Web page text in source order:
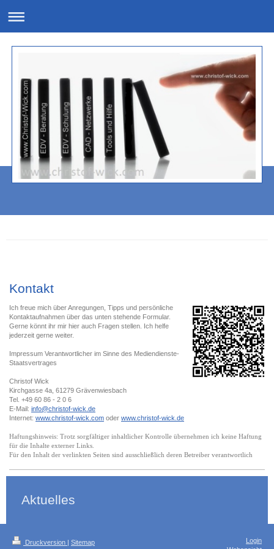
Kontakt
Ich freue mich über Anregungen, Tipps und persönliche
Kontaktaufnahmen über das unten stehende Formular.
Gerne könnt ihr mir hier auch Fragen stellen. Ich helfe
jederzeit gerne weiter.
Impressum Verantwortlicher im Sinne des Mediendienste-
Staatsvertrages
Christof Wick
Kirchgasse 4a, 61279 Grävenwiesbach
Tel. +49 60 86 - 2 0 6
E-Mail: info@christof-wick.de
Internet: www.christof-wick.com oder www.christof-wick.de
Haftungshinweis: Trotz sorgfältiger inhaltlicher Kontrolle übernehmen ich keine Haftung
für die Inhalte externer Links.
Für den Inhalt der verlinkten Seiten sind ausschließlich deren Betreiber verantwortlich
Aktuelles
Druckversion
Sitemap
Login